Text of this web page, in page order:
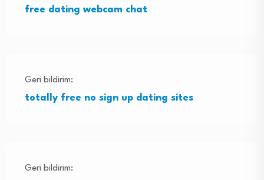
free dating webcam chat
Geri bildirim:
totally free no sign up dating sites
Geri bildirim: